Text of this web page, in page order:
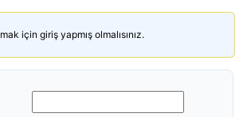
için giriş yapmış olmalısınız.